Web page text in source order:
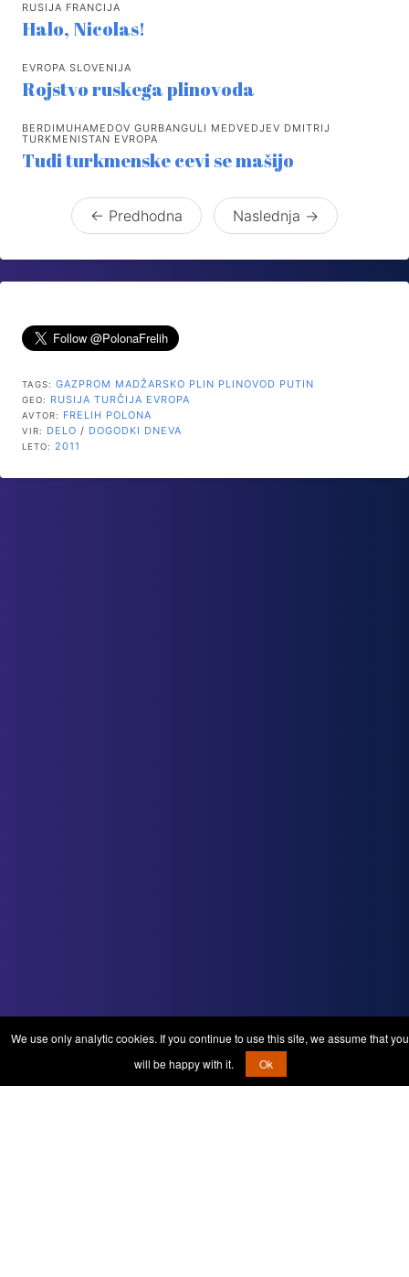
RUSIJA FRANCIJA
Halo, Nicolas!
EVROPA SLOVENIJA
Rojstvo ruskega plinovoda
BERDIMUHAMEDOV GURBANGULI MEDVEDJEV DMITRIJ
TURKMENISTAN EVROPA
Tudi turkmenske cevi se mašijo
← Predhodna Naslednja →
TAGS: GAZPROM MADŽARSKO PLIN PLINOVOD PUTIN
GEO: RUSIJA TURČIJA EVROPA
AVTOR: FRELIH POLONA
VIR: DELO / DOGODKI DNEVA
LETO: 2011
We use only analytic cookies. If you continue to use this site, we assume that you
will be happy with it.
Ok